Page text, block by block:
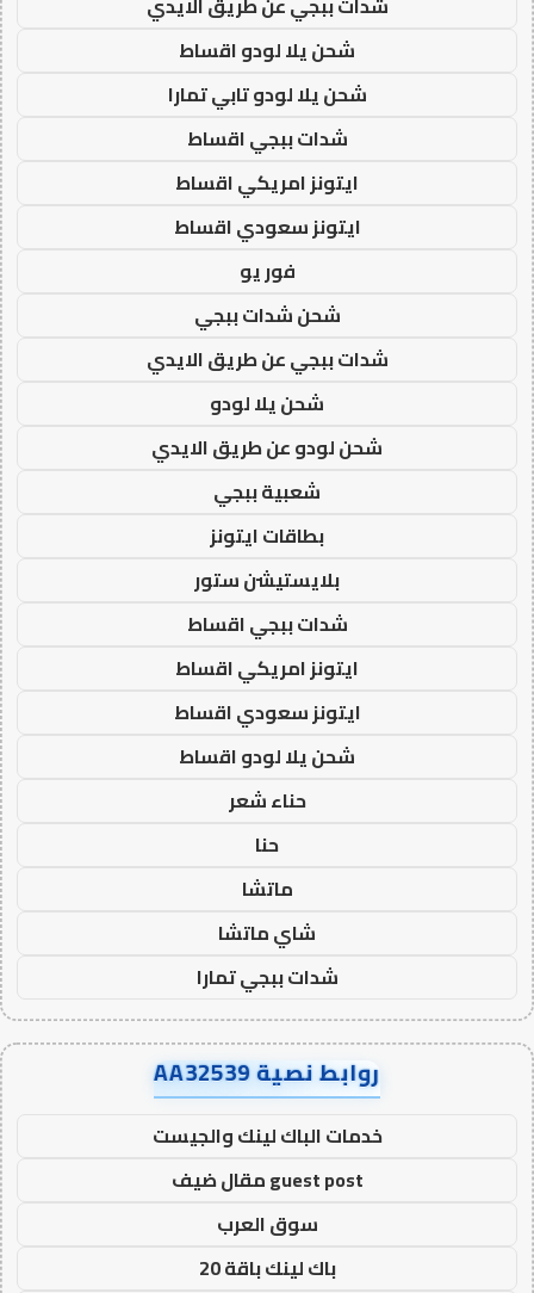
شحن يلا لودو اقساط
شحن يلا لودو تابي تمارا
شدات ببجي اقساط
ايتونز امريكي اقساط
ايتونز سعودي اقساط
فور يو
شحن شدات ببجي
شدات ببجي عن طريق الايدي
شحن يلا لودو
شحن لودو عن طريق الايدي
شعبية ببجي
بطاقات ايتونز
بلايستيشن ستور
شدات ببجي اقساط
ايتونز امريكي اقساط
ايتونز سعودي اقساط
شحن يلا لودو اقساط
حناء شعر
حنا
ماتشا
شاي ماتشا
شدات ببجي تمارا
روابط نصية AA32539
خدمات الباك لينك والجيست
guest post مقال ضيف
سوق العرب
باك لينك باقة 20